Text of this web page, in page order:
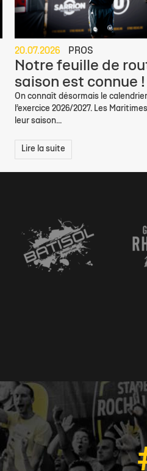
20.07.2026 PROS
Notre feuille de
saison est connue !
On connaît désormais le
l’exercice 2026/2027. Les
leur saison...
Lire la suite